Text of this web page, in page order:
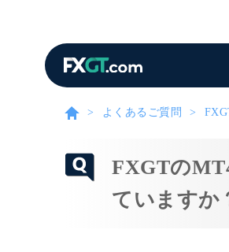
よくあるご質問
FXGTの
ていますか